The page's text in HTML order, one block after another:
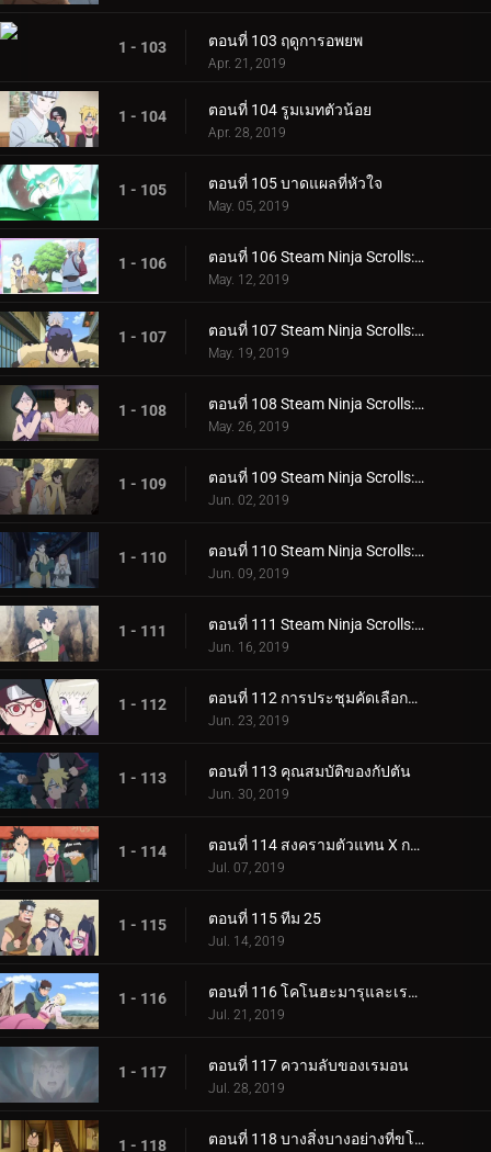
1 - 103 ตอนที่ 103 ฤดูการอพยพ
Apr. 21, 2019
1 - 104 ตอนที่ 104 รูมเมทตัวน้อย
Apr. 28, 2019
1 - 105 ตอนที่ 105 บาดแผลที่หัวใจ
May. 05, 2019
1 - 106 ตอนที่ 106 Steam Ninja Scrolls: ภารกิจระดับ S!
May. 12, 2019
1 - 107 ตอนที่ 107 Steam Ninja Scrolls: สงครามสุนัขและแมว!
May. 19, 2019
1 - 108 ตอนที่ 108 Steam Ninja Scrolls: โรงแรมผีสิง!
May. 26, 2019
1 - 109 ตอนที่ 109 Steam Ninja Scrolls: มันฝรั่งแผ่นทอดและก้อนหินยักษ์!
Jun. 02, 2019
1 - 110 ตอนที่ 110 Steam Ninja Scrolls: น้ำพุร้อนฟื้นคืนชีพ!
Jun. 09, 2019
1 - 111 ตอนที่ 111 Steam Ninja Scrolls: ราชาแห่งมิไร!
Jun. 16, 2019
1 - 112 ตอนที่ 112 การประชุมคัดเลือกจูนิน
Jun. 23, 2019
1 - 113 ตอนที่ 113 คุณสมบัติของกัปตัน
Jun. 30, 2019
1 - 114 ตอนที่ 114 สงครามตัวแทน X การ์ด!
Jul. 07, 2019
1 - 115 ตอนที่ 115 ทีม 25
Jul. 14, 2019
1 - 116 ตอนที่ 116 โคโนฮะมารุและเรมอน
Jul. 21, 2019
1 - 117 ตอนที่ 117 ความลับของเรมอน
Jul. 28, 2019
1 - 118 ตอนที่ 118 บางสิ่งบางอย่างที่ขโมยความทรงจำ